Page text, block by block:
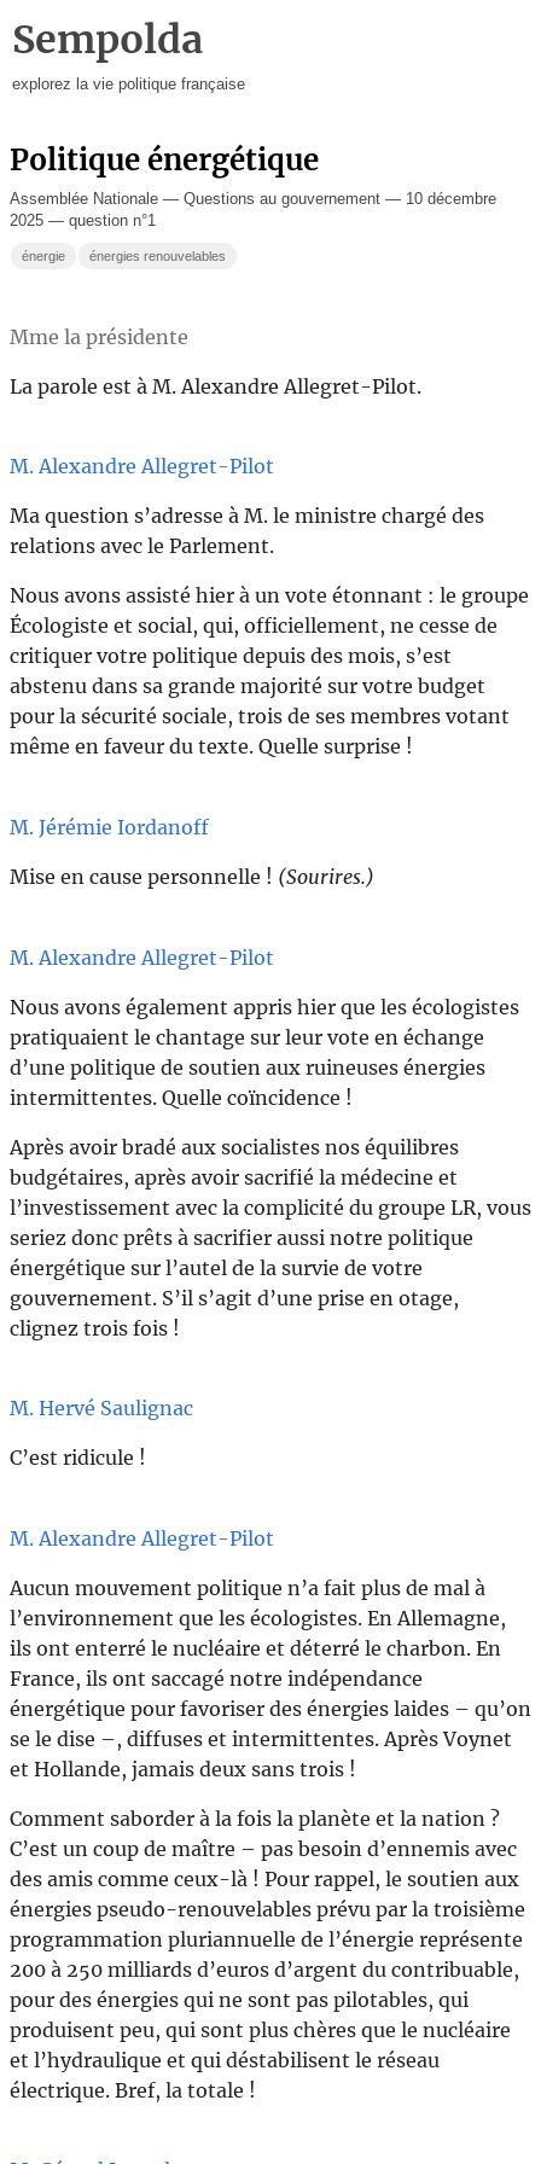
Sempolda
explorez la vie politique française
Politique énergétique
Assemblée Nationale — Questions au gouvernement — 10 décembre
2025 — question n°1
énergie énergies renouvelables
Mme la présidente
La parole est à M. Alexandre Allegret-Pilot.
M. Alexandre Allegret-Pilot
Ma question s’adresse à M. le ministre chargé des
relations avec le Parlement.
Nous avons assisté hier à un vote étonnant : le groupe
Écologiste et social, qui, officiellement, ne cesse de
critiquer votre politique depuis des mois, s’est
abstenu dans sa grande majorité sur votre budget
pour la sécurité sociale, trois de ses membres votant
même en faveur du texte. Quelle surprise !
M. Jérémie Iordanoff
Mise en cause personnelle ! (Sourires.)
M. Alexandre Allegret-Pilot
Nous avons également appris hier que les écologistes
pratiquaient le chantage sur leur vote en échange
d’une politique de soutien aux ruineuses énergies
intermittentes. Quelle coïncidence !
Après avoir bradé aux socialistes nos équilibres
budgétaires, après avoir sacrifié la médecine et
l’investissement avec la complicité du groupe LR, vous
seriez donc prêts à sacrifier aussi notre politique
énergétique sur l’autel de la survie de votre
gouvernement. S’il s’agit d’une prise en otage,
clignez trois fois !
M. Hervé Saulignac
C’est ridicule !
M. Alexandre Allegret-Pilot
Aucun mouvement politique n’a fait plus de mal à
l’environnement que les écologistes. En Allemagne,
ils ont enterré le nucléaire et déterré le charbon. En
France, ils ont saccagé notre indépendance
énergétique pour favoriser des énergies laides – qu’on
se le dise –, diffuses et intermittentes. Après Voynet
et Hollande, jamais deux sans trois !
Comment saborder à la fois la planète et la nation ?
C’est un coup de maître – pas besoin d’ennemis avec
des amis comme ceux-là ! Pour rappel, le soutien aux
énergies pseudo-renouvelables prévu par la troisième
programmation pluriannuelle de l’énergie représente
200 à 250 milliards d’euros d’argent du contribuable,
pour des énergies qui ne sont pas pilotables, qui
produisent peu, qui sont plus chères que le nucléaire
et l’hydraulique et qui déstabilisent le réseau
électrique. Bref, la totale !